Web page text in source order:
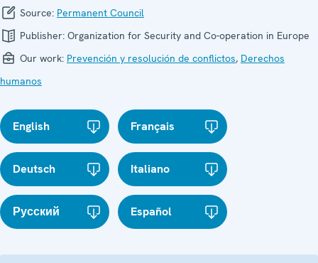
Source: Permanent Council
Publisher: Organization for Security and Co-operation in Europe
Our work: Prevención y resolución de conflictos, Derechos
humanos
English Français
Deutsch Italiano
Русский Español